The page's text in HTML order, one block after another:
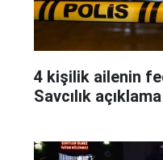
4 kişilik ailenin
Savcılık